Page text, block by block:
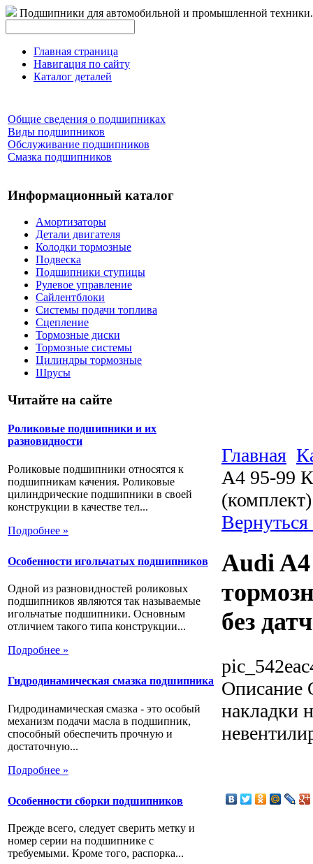
Подшипники для автомобильной и промышленной техники.
Главная страница
Навигация по сайту
Каталог деталей
Общие сведения о подшипниках
Виды подшипников
Обслуживание подшипников
Смазка подшипников
Информационный каталог
Амортизаторы
Детали двигателя
Колодки тормозные
Подвеска
Подшипники ступицы
Рулевое управление
Сайлентблоки
Системы подачи топлива
Сцепление
Тормозные диски
Тормозные системы
Цилиндры тормозные
Шрусы
Читайте на сайте
Роликовые подшипники и их
разновидности
Роликовые подшипники относятся к
подшипникам качения. Роликовые
цилиндрические подшипники в своей
конструкции в качестве тел...
Подробнее »
Особенности игольчатых подшипников
Одной из разновидностей роликовых
подшипников являются так называемые
игольчатые подшипники. Основным
отличием такого типа конструкции...
Подробнее »
Гидродинамическая смазка подшипника
Гидродинамическая смазка - это особый
механизм подачи масла в подшипник,
способный обеспечить прочную и
достаточную...
Подробнее »
Особенности сборки подшипников
Прежде всего, следует сверить метку и
номер серии на подшипнике с
требуемыми. Кроме того, распорка...
Главная
А4 95-99
Audi
без
Описание
накладки